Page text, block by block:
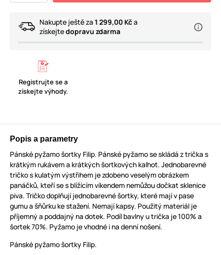
Nakupte ještě za 1 299,00 Kča
získejtedopravu zdarma
Registrujte se a
získejte výhody.
Popis a parametry
Pánské pyžamo šortky Filip. Pánské pyžamo se skládá z trička s
krátkým rukávem a krátkých šortkových kalhot. Jednobarevné
tričkos kulatým výstřihem je zdobeno veselým obrázkem
panáčků, kteří se s blížícím víkendem nemůžou dočkat sklenice
piva. Tričko doplňují jednobarevné šortky, které mají v pase
gumu a šňůrku ke stažení. Nemají kapsy. Použitý materiál je
příjemný a poddajný na dotek. Podíl bavlny u trička je 100% a
šortek 70%. Pyžamo je vhodné i na denní nošení.
Pánské pyžamo šortky Filip.